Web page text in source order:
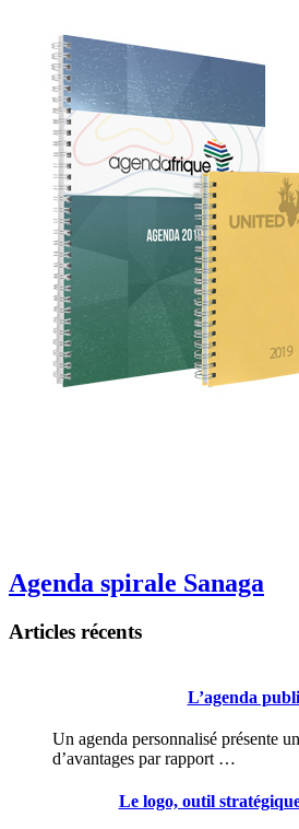
Agenda spirale Sanaga
Articles récents
L’agenda
Un agenda personnalisé présente
d’avantages par rapport …
Le logo, outil